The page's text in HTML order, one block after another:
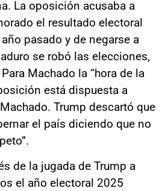
La oposición acusaba a
el resultado electoral
pasado y de negarse a
se robó las elecciones,
Machado la “hora de la
está dispuesta a
Trump descartó que
el país diciendo que no
de la jugada de Trump a
el año electoral 2025